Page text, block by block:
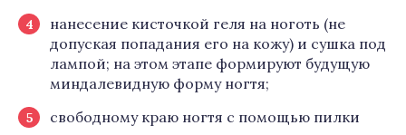
нанесение кисточкой геля на ноготь (не
допуская попадания его на кожу) и сушка под
лампой; на этом этапе формируют будущую
миндалевидную форму ногтя;
свободному краю ногтя с помощью пилки